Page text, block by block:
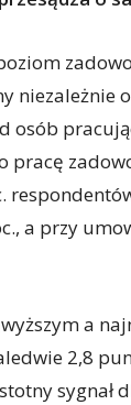
niezależnie
osób
pracę
a przy
a
2,8
sygnał